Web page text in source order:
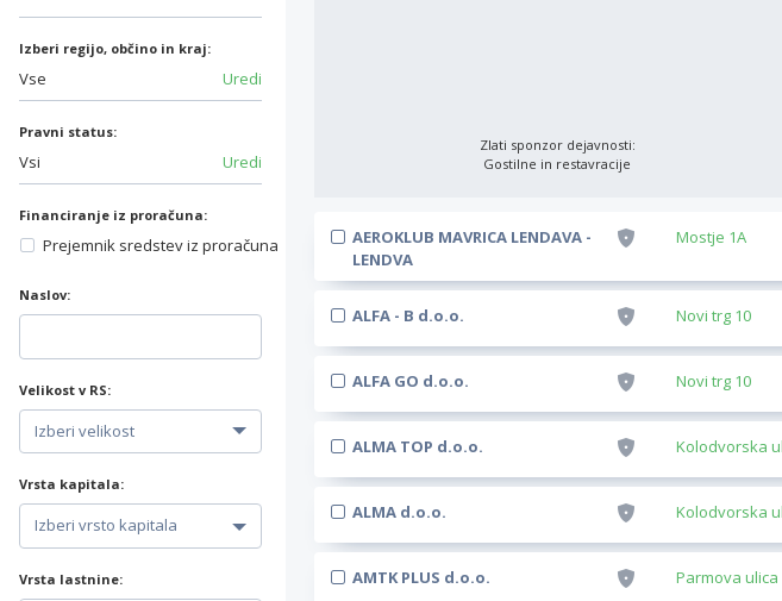
Izberi regijo, občino in kraj:
Vse Uredi
Pravni status:
Vsi Uredi
Financiranje iz proračuna:
Prejemnik sredstev iz proračuna
Naslov:
Velikost v RS:
Vrsta kapitala:
Vrsta lastnine:
Zlati sponzor dejavnosti:
Gostilne in restavracije
AEROKLUB MAVRICA LENDAVA -
LENDVA
Mostje 1A
ALFA - B d.o.o. Novi trg 10
ALFA GO d.o.o. Novi trg 10
ALMA TOP d.o.o. Kolodvorska
ALMA d.o.o. Kolodvorska
AMTK PLUS d.o.o. Parmova ulica